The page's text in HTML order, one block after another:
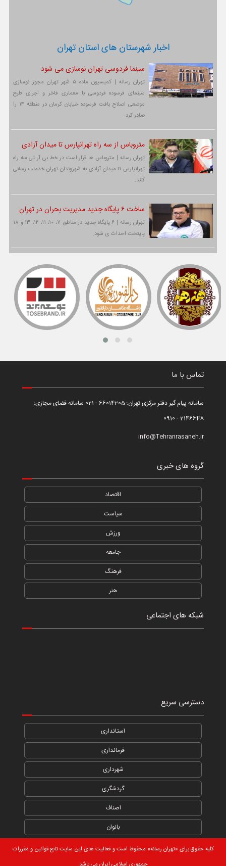
اخبار شهرستان های استان تهران
سینما فردوسی تهران نوسازی می شود
تهران رسانه | کمیسیون ماده ۵ شهر تهران مجوز نوسازی
سینمای فرسوده فردوسی با معماری فاخر و اجرای طرح
موضعی اصلاح بافت فرسوده خیابان کرمان در منطقه ۱۴ را
صادر کرد.
متروباس از سه راه تهرانپارس تا میدان آزادی
تهران رسانه | متروباس ها قرار است در خط بی آر تی سه راه
تهرانپارس تا میدان آزادی به شهروندان تهران خدمات رسانی
کنند.
ساخت ۶ پایگاه جدید مدیریت بحران در تهران
تهران رسانه | ۶ پایگاه جدید در مناطق ۷، ۱۰، ۱۱، ۱۲، ۱۳ و ۱۸
پایتخت احداث ی شود.
تماس با ما
سامانه پیام گیر دفتر مرکزی تهران؛ 66014205 - 021 سامانه فضای مجازی؛
2146648 - 0910
info@Tehranrasaneh.ir
گروه های خبری
اقتصاد
سیاست
ورزش
جامعه
فرهنگ
هنر
شبکه های اجتماعی
دسترسی سریع
استانداری
فرمانداری
شهرداری
گردشگری
اصناف
بانوان
کلیه حقوق برای «تهران رسانه» محفوظ است و فعالیت های این سایت تابع قوانین و مقررات